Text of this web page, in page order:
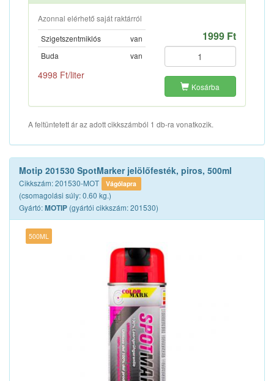
Azonnal elérhető saját raktárról
Szigetszentmiklós
van
Buda
van
4998 Ft/liter
1999 Ft
Kosárba
A feltüntetett ár az adott cikkszámból 1 db-ra vonatkozik.
Motip 201530 SpotMarker jelölőfesték, piros, 500ml
Cikkszám: 201530-MOT Vágólapra
(csomagolási súly: 0.60 kg.)
Gyártó:MOTIP (gyártói cikkszám: 201530)
500ML